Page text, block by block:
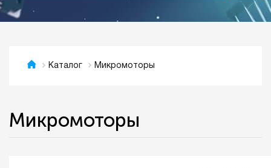
Каталог Микромоторы
Микромоторы